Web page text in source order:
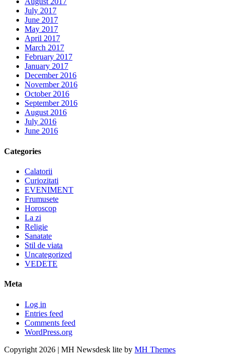
July 2017
June 2017
May 2017
April 2017
March 2017
February 2017
January 2017
December 2016
November 2016
October 2016
September 2016
August 2016
July 2016
June 2016
Categories
Calatorii
Curiozitati
EVENIMENT
Frumusete
Horoscop
La zi
Religie
Sanatate
Stil de viata
Uncategorized
VEDETE
Meta
Log in
Entries feed
Comments feed
WordPress.org
Copyright 2026 | MH Newsdesk lite by MH Themes